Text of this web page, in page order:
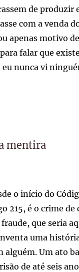
de produzir
com a venda
apenas motivo
falar que
eu nunca vi
mentira
o início do
215, é o crime de
que seria
uma
alguém. Um ato
de até seis